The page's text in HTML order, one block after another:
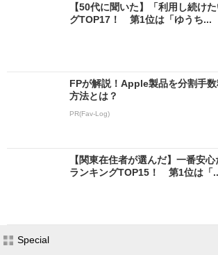
【50代に聞いた】「利用し続け
グTOP17！ 第1位は「ゆうち...
FPが解説！Apple製品を分割手
方法とは？
PR(Fav-Log)
【関東在住者が選んだ】一番安心
ランキングTOP15！ 第1位は「
Special